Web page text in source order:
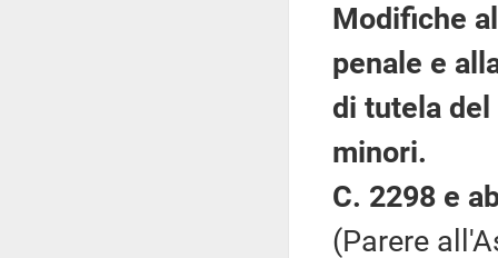
Modifiche
penale e
di tutela
minori.
C. 2298 e
(Parere